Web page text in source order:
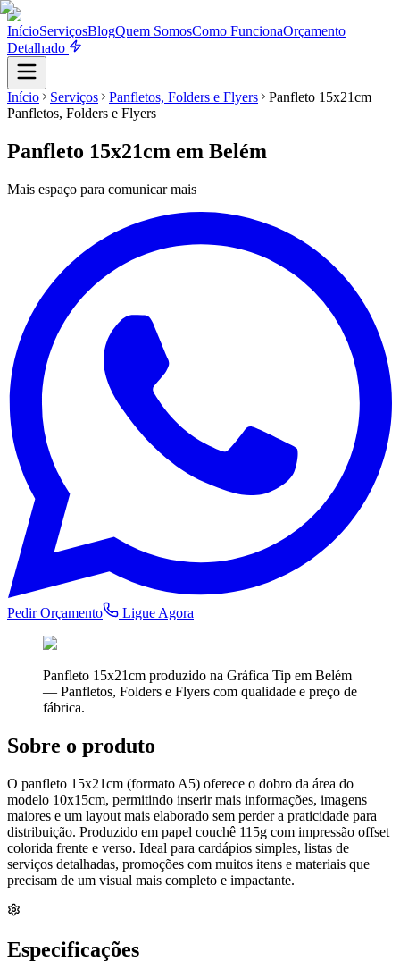
InícioServiçosBlogQuem SomosComo FuncionaOrçamento
Detalhado
Início Serviços Panfletos, Folders e Flyers
Panfleto 15x21cm
Panfletos, Folders e Flyers
Panfleto 15x21cm em Belém
Mais espaço para comunicar mais
Pedir Orçamento Ligue Agora
Panfleto 15x21cm produzido na Gráfica Tip em Belém
— Panfletos, Folders e Flyers com qualidade e preço de
fábrica.
Sobre o produto
O panfleto 15x21cm (formato A5) oferece o dobro da área do
modelo 10x15cm, permitindo inserir mais informações, imagens
maiores e um layout mais elaborado sem perder a praticidade para
distribuição. Produzido em papel couchê 115g com impressão offset
colorida frente e verso. Ideal para cardápios simples, listas de
serviços detalhadas, promoções com muitos itens e materiais que
precisam de um visual mais completo e impactante.
Especificações